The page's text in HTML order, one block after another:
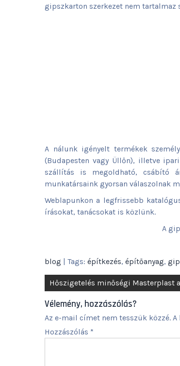
gipszkarton szerkezet nem tartalmaz
A nálunk igényelt termékek
(Budapesten vagy Üllőn), illetve
szállítás is megoldható, csábító
munkatársaink gyorsan válaszolnak
Weblapunkon a legfrissebb
írásokat, tanácsokat is közlünk.
A
blog | Tags: építkezés, építőanyag,
Bejegyzés
navigáció
Hőszigetelés minőségi Masterplast
Vélemény, hozzászólás?
Az e-mail címet nem tesszük közzé. A
Hozzászólás *